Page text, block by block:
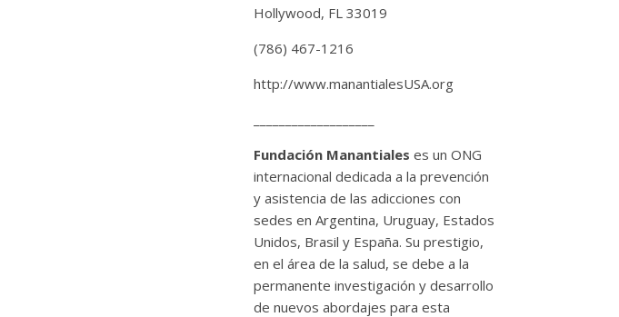
Hollywood, FL 33019
(786) 467-1216
http://www.manantialesUSA.org
Fundación Manantiales es un ONG
internacional dedicada a la prevención
y asistencia de las adicciones con
sedes en Argentina, Uruguay, Estados
Unidos, Brasil y España. Su prestigio,
en el área de la salud, se debe a la
permanente investigación y desarrollo
de nuevos abordajes para esta